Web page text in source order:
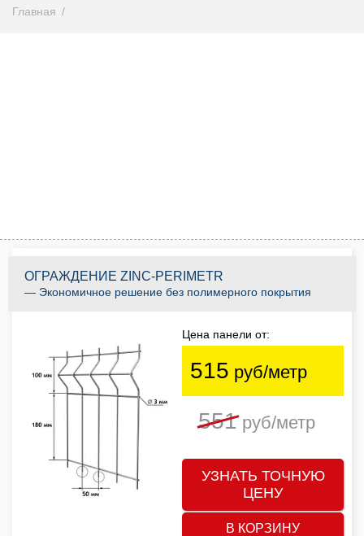
Главная
ОГРАЖДЕНИЕ ZINC-PERIMETR
— Экономичное решение без полимерного покрытия
Цена панели от:
515 руб/метр
551руб/метр
УЗНАТЬ ТОЧНУЮ
ЦЕНУ
В КОРЗИНУ